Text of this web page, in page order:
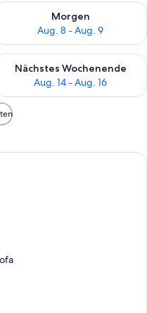
Nacht, Aug. 7 - Aug. 8.
Morgen
Aug. 8 - Aug. 9
die Verfügbarkeit
Wochenende, Aug. 7
Nächstes Wochenende
Aug. 14 - Aug. 16
die Verfügbarkeit
ordentlich eingerichtetes